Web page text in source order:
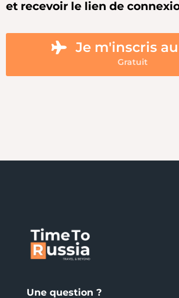
et recevoir le lien de
Je m'inscris
Gratuit
Une question ?